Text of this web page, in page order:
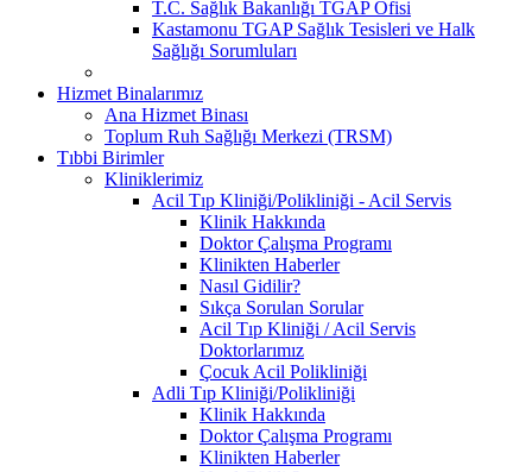
T.C. Sağlık Bakanlığı TGAP Ofisi
Kastamonu TGAP Sağlık Tesisleri ve Halk
Sağlığı Sorumluları
Hizmet Binalarımız
Ana Hizmet Binası
Toplum Ruh Sağlığı Merkezi (TRSM)
Tıbbi Birimler
Kliniklerimiz
Acil Tıp Kliniği/Polikliniği - Acil Servis
Klinik Hakkında
Doktor Çalışma Programı
Klinikten Haberler
Nasıl Gidilir?
Sıkça Sorulan Sorular
Acil Tıp Kliniği / Acil Servis
Doktorlarımız
Çocuk Acil Polikliniği
Adli Tıp Kliniği/Polikliniği
Klinik Hakkında
Doktor Çalışma Programı
Klinikten Haberler